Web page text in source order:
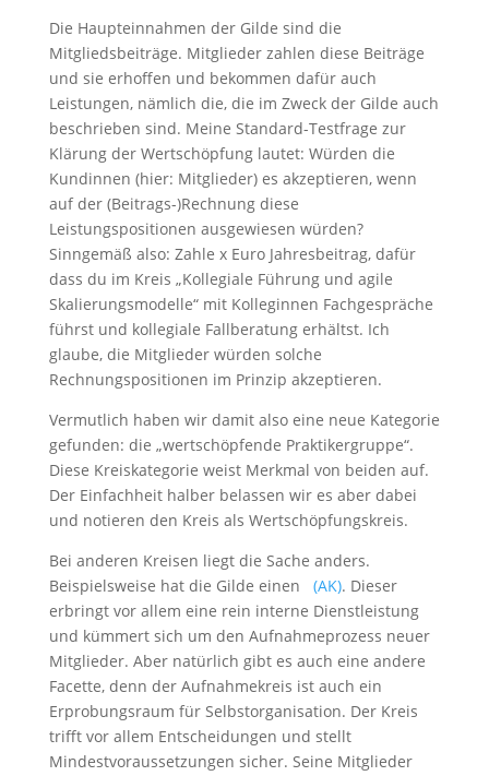
Die Haupteinnahmen der Gilde sind die
Mitgliedsbeiträge. Mitglieder zahlen diese Beiträge
und sie erhoffen und bekommen dafür auch
Leistungen, nämlich die, die im Zweck der Gilde auch
beschrieben sind. Meine Standard-Testfrage zur
Klärung der Wertschöpfung lautet: Würden die
Kundinnen (hier: Mitglieder) es akzeptieren, wenn
auf der (Beitrags-)Rechnung diese
Leistungspositionen ausgewiesen würden?
Sinngemäß also: Zahle x Euro Jahresbeitrag, dafür
dass du im Kreis „Kollegiale Führung und agile
Skalierungsmodelle“ mit Kolleginnen Fachgespräche
führst und kollegiale Fallberatung erhältst. Ich
glaube, die Mitglieder würden solche
Rechnungspositionen im Prinzip akzeptieren.
Vermutlich haben wir damit also eine neue Kategorie
gefunden: die „wertschöpfende Praktikergruppe“.
Diese Kreiskategorie weist Merkmal von beiden auf.
Der Einfachheit halber belassen wir es aber dabei
und notieren den Kreis als Wertschöpfungskreis.
Bei anderen Kreisen liegt die Sache anders.
Beispielsweise hat die Gilde einen
(AK). Dieser
erbringt vor allem eine rein interne Dienstleistung
und kümmert sich um den Aufnahmeprozess neuer
Mitglieder. Aber natürlich gibt es auch eine andere
Facette, denn der Aufnahmekreis ist auch ein
Erprobungsraum für Selbstorganisation. Der Kreis
trifft vor allem Entscheidungen und stellt
Mindestvoraussetzungen sicher. Seine Mitglieder